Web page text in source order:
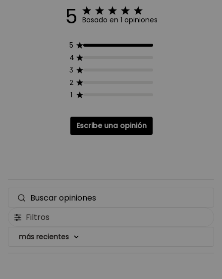
5 Basado en 1 opiniones
5
4
3
2
1
Escribe una opinión
Filtros
más recientes